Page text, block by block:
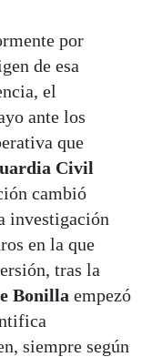
por
de esa
el
ante los
que
Civil
cambió
investigación
en la que
tras la
Bonilla empezó
siempre según